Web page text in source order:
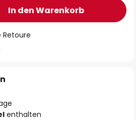
In den Warenkorb
Retoure
enthalten